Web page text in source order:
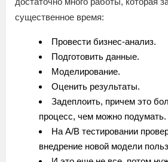
существенное время:
Провести бизнес-анализ.
Подготовить данные.
Моделирование.
Оценить результаты.
Задеплоить, причем это
процесс, чем можно подумать.
На A/B тестировании
внедрение новой модели